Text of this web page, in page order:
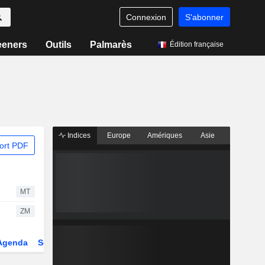
Connexion S'abonner
Outils Palmarès Édition française
PDF
MT
ZM
Secteur
Indices Europe Amériques Asie